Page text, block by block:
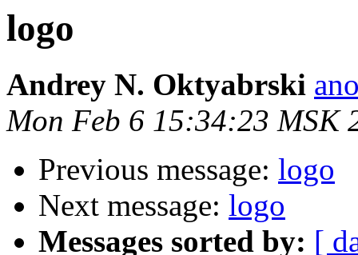
logo
Andrey N. Oktyabrski
Mon Feb 6 15:34:23 MSK
Previous message: logo
Next message: logo
Messages sorted by: [